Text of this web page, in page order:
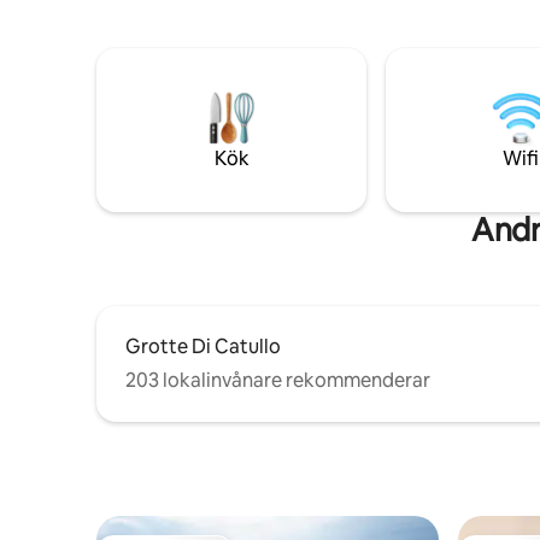
COVID-
OZON
Kök Wifi
Grotte Di Catullo
203 lokalinvånare rekommenderar